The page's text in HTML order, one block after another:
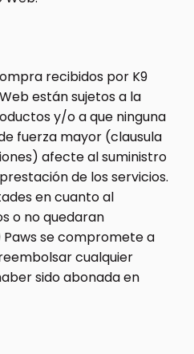
recibidos por K9
están sujetos a la
y/o a que ninguna
fuerza mayor (clausula
afecte al suministro
de los servicios.
en cuanto al
o no quedaran
se compromete a
cualquier
sido abonada en